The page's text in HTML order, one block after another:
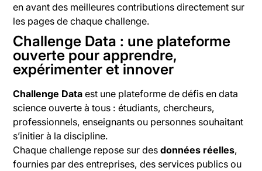
en avant des meilleures contributions directement sur
les pages de chaque challenge.
Challenge Data : une plateforme
ouverte pour apprendre,
expérimenter et innover
Challenge Data est une plateforme de défis en data
science ouverte à tous : étudiants, chercheurs,
professionnels, enseignants ou personnes souhaitant
s’initier à la discipline.
Chaque challenge repose sur desdonnées réelles,
fournies par des entreprises, des services publics ou